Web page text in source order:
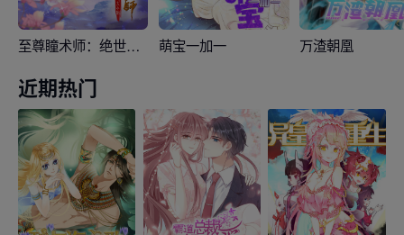
至尊瞳术师：绝世大小姐 萌宝一加一 万渣朝凰
近期热门